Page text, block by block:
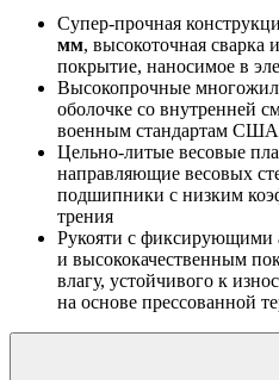
Супер-прочная
мм, высокоточная сварка
покрытие, наносимое в
Высокопрочные
оболочке со внутренней
военным стандартам США
Цельно-литые весовые
направляющие весовых
подшипники с низким
трения
Рукояти с
и высококачественным
влагу, устойчивого к
на основе прессованной